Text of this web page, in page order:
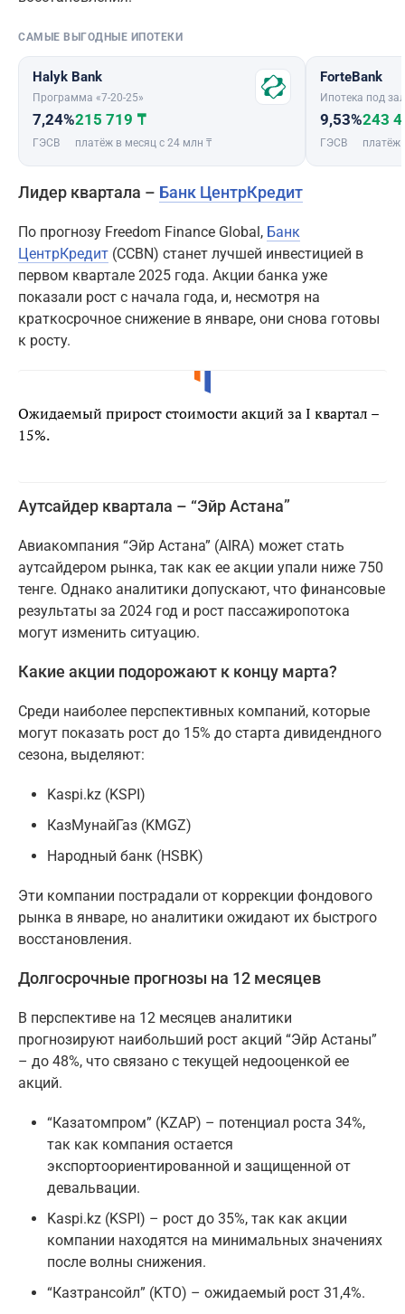
САМЫЕ ВЫГОДНЫЕ ИПОТЕКИ
Halyk Bank
Программа «7-20-25»
7,24%
ГЭСВ
215 719 ₸
платёж в месяц с 24 млн ₸
ForteBank
Ипотека под
9,53%
ГЭСВ
243
платёж
Лидер квартала – Банк ЦентрКредит
По прогнозу Freedom Finance Global, Банк
ЦентрКредит (CCBN) станет лучшей инвестицией в
первом квартале 2025 года. Акции банка уже
показали рост с начала года, и, несмотря на
краткосрочное снижение в январе, они снова готовы
к росту.
Ожидаемый прирост стоимости акций за I квартал –
15%.
Аутсайдер квартала – “Эйр Астана”
Авиакомпания “Эйр Астана” (AIRA) может стать
аутсайдером рынка, так как ее акции упали ниже 750
тенге. Однако аналитики допускают, что финансовые
результаты за 2024 год и рост пассажиропотока
могут изменить ситуацию.
Какие акции подорожают к концу марта?
Среди наиболее перспективных компаний, которые
могут показать рост до 15% до старта дивидендного
сезона, выделяют:
Kaspi.kz (KSPI)
КазМунайГаз (KMGZ)
Народный банк (HSBK)
Эти компании пострадали от коррекции фондового
рынка в январе, но аналитики ожидают их быстрого
восстановления.
Долгосрочные прогнозы на 12 месяцев
В перспективе на 12 месяцев аналитики
прогнозируют наибольший рост акций “Эйр Астаны”
– до 48%, что связано с текущей недооценкой ее
акций.
“Казатомпром” (KZAP) – потенциал роста 34%,
так как компания остается
экспортоориентированной и защищенной от
девальвации.
Kaspi.kz (KSPI) – рост до 35%, так как акции
компании находятся на минимальных значениях
после волны снижения.
“Казтрансойл” (KTO) – ожидаемый рост 31,4%.